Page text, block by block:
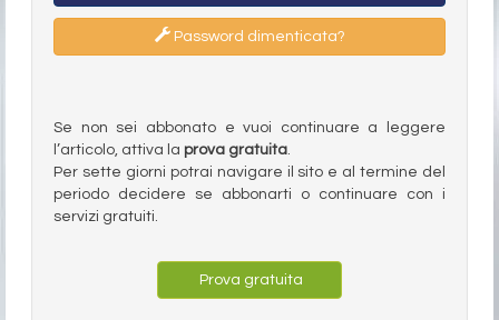
Password dimenticata?
Se non sei abbonato e vuoi continuare a leggere
l’articolo, attiva la prova gratuita.
Per sette giorni potrai navigare il sito e al termine del
periodo decidere se abbonarti o continuare con i
servizi gratuiti.
Prova gratuita